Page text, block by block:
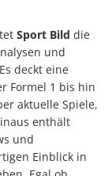
Sport Bild die
und
deckt eine
Formel 1 bis hin
aktuelle Spiele,
enthält
und
Einblick in